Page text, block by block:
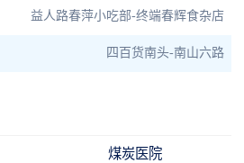
益人路春萍小吃部-终端春辉食杂店
四百货南头-南山六路
煤炭医院